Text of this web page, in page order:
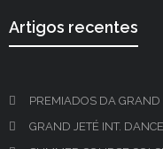
Artigos recentes
PREMIADOS DA GRAND
GRAND JETÉ INT.